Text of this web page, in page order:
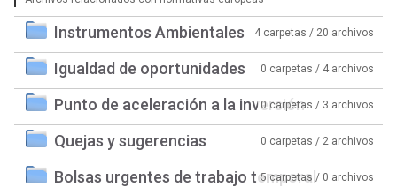
Instrumentos Ambientales 4 carpetas / 20 archivos
Igualdad de oportunidades 0 carpetas / 4 archivos
Punto de aceleración a la inversión0 carpetas / 3 archivos
Quejas y sugerencias 0 carpetas / 2 archivos
Bolsas urgentes de trabajo temporal5 carpetas / 0 archivos